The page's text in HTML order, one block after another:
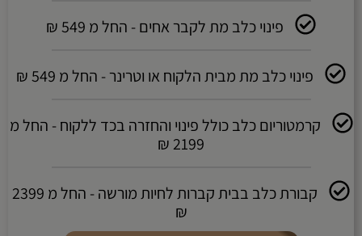
פינוי כלב מת לקבר אחים - החל מ 549 ₪
פינוי כלב מת מבית הלקוח או וטרינר - החל מ 549 ₪
קרמטוריום כלב כולל פינוי והחזרה בכד ללקוח - החל מ
2199 ₪
קבורת כלב בבית קברות לחיות מורשה - החל מ 2399
₪